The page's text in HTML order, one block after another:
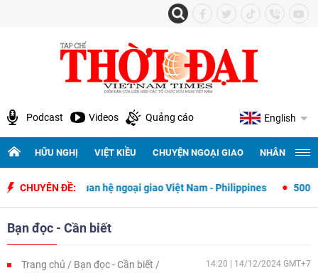
Podcast Videos Quảng cáo English
HỮU NGHỊ VIỆT KIỀU CHUYỆN NGOẠI GIAO NHÂN
CHUYÊN ĐỀ:
lập quan hệ ngoại giao Việt Nam - Philippines 500 ngày đêm
Bạn đọc - Cần biết
Trang chủ Bạn đọc - Cần biết 14:20 | 14/12/2024 GMT+7